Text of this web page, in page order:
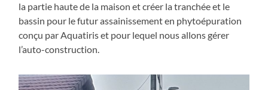
la partie haute de la maison et créer la tranchée et le
bassin pour le futur assainissement en phytoépuration
conçu par Aquatiris et pour lequel nous allons gérer
l’auto-construction.